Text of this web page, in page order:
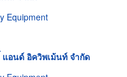
Equipment
อนด์ อิควิพเม้นท์ จำกัด